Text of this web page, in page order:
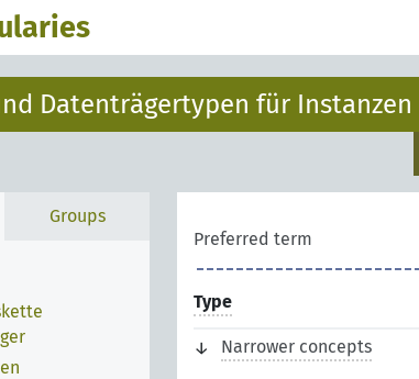
Datenträgertypen für Instanzen
Groups
Preferred term
Type
Narrower concepts